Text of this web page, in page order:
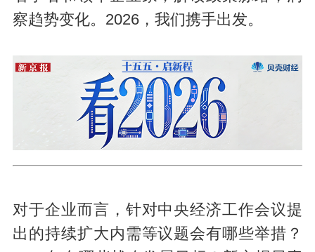
察趋势变化。2026，我们携手出发。
对于企业而言，针对中央经济工作会议提
出的持续扩大内需等议题会有哪些举措？